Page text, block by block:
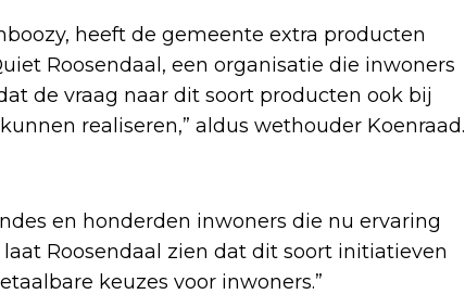
heeft de gemeente extra producten
Roosendaal, een organisatie die inwoners
de vraag naar dit soort producten ook bij
realiseren,” aldus wethouder Koenraad.
en honderden inwoners die nu ervaring
Roosendaal zien dat dit soort initiatieven
keuzes voor inwoners.”